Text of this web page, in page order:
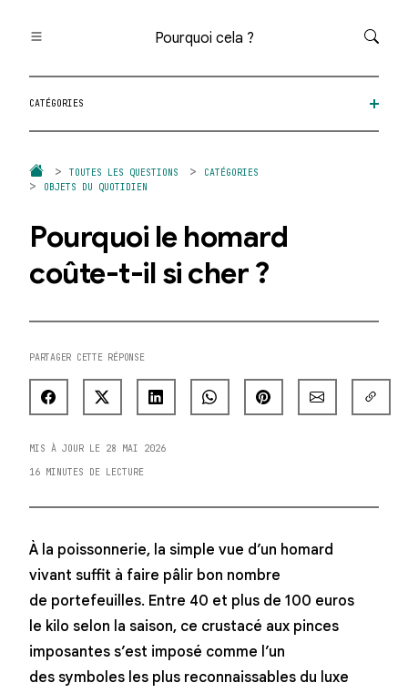
Pourquoi cela ?
Toutes les questions
Catégories
Question au hasard
CATÉGORIES
TOUTES LES QUESTIONS
CATÉGORIES
OBJETS DU QUOTIDIEN
Pourquoi le homard
coûte-t-il si cher ?
PARTAGER CETTE RÉPONSE
MIS À JOUR LE 28 MAI 2026
16 MINUTES DE LECTURE
À la poissonnerie, la simple vue d’un homard
vivant suffit à faire pâlir bon nombre
de portefeuilles. Entre 40 et plus de 100 euros
le kilo selon la saison, ce crustacé aux pinces
imposantes s’est imposé comme l’un
des symboles les plus reconnaissables du luxe